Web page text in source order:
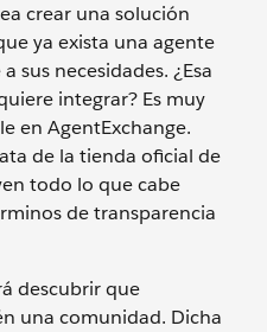
crear una solución
ya exista una agente
sus necesidades. ¿Esa
integrar? Es muy
en AgentExchange.
de la tienda oficial de
todo lo que cabe
de transparencia
descubrir que
una comunidad. Dicha